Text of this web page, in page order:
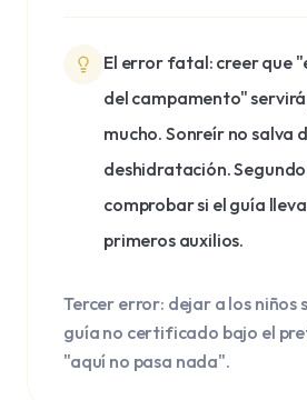
El error fatal: creer que
del campamento"
mucho. Sonreír no salva
deshidratación.
comprobar si el guía
primeros auxilios.
Tercer error: dejar a los niños
guía no certificado bajo el
"aquí no pasa nada".